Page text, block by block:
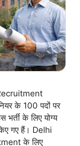
के 100 पदों पर
भर्ती के लिए योग्य
गए हैं। Delhi
के लिए